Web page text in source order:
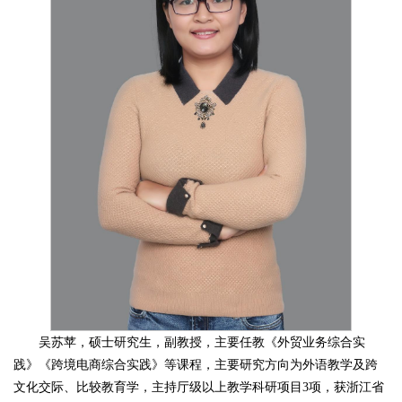
吴苏苹，硕士研究生，副教授，主要任教《外贸业务综合实
践》《跨境电商综合实践》等课程，主要研究方向为外语教学及跨
文化交际、比较教育学，主持厅级以上教学科研项目3项，获浙江省